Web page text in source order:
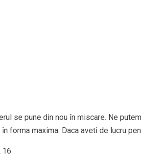
se pune din nou în miscare. Ne
în forma maxima. Daca aveti de lucru
16